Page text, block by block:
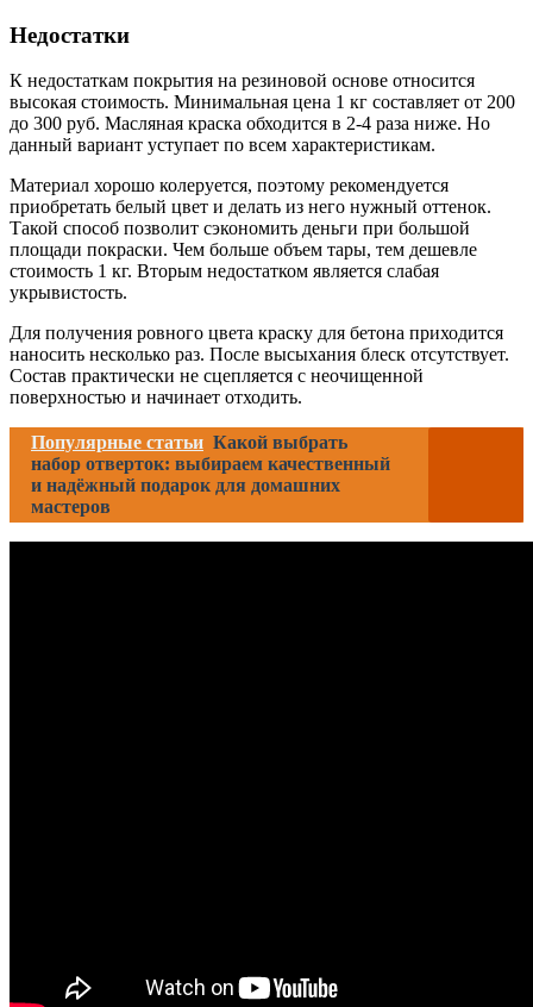
Недостатки
К недостаткам покрытия на резиновой основе относится
высокая стоимость. Минимальная цена 1 кг составляет от 200
до 300 руб. Масляная краска обходится в 2-4 раза ниже. Но
данный вариант уступает по всем характеристикам.
Материал хорошо колеруется, поэтому рекомендуется
приобретать белый цвет и делать из него нужный оттенок.
Такой способ позволит сэкономить деньги при большой
площади покраски. Чем больше объем тары, тем дешевле
стоимость 1 кг. Вторым недостатком является слабая
укрывистость.
Для получения ровного цвета краску для бетона приходится
наносить несколько раз. После высыхания блеск отсутствует.
Состав практически не сцепляется с неочищенной
поверхностью и начинает отходить.
Популярные статьи Какой выбрать
набор отверток: выбираем качественный
и надёжный подарок для домашних
мастеров